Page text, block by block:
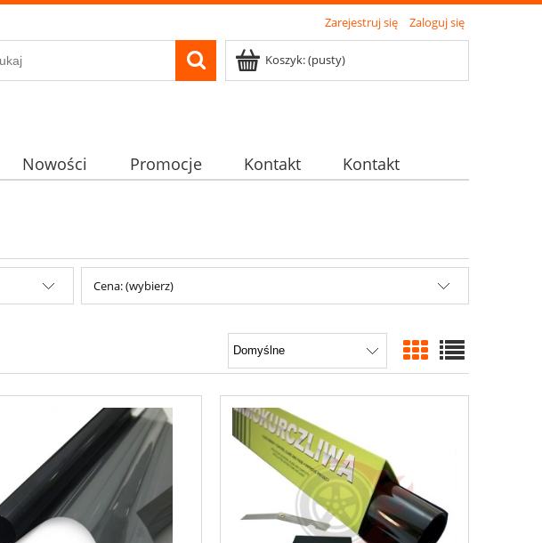
Zarejestruj się Zaloguj się
Koszyk:(pusty)
Nowości Promocje Kontakt Kontakt
Cena: (wybierz)